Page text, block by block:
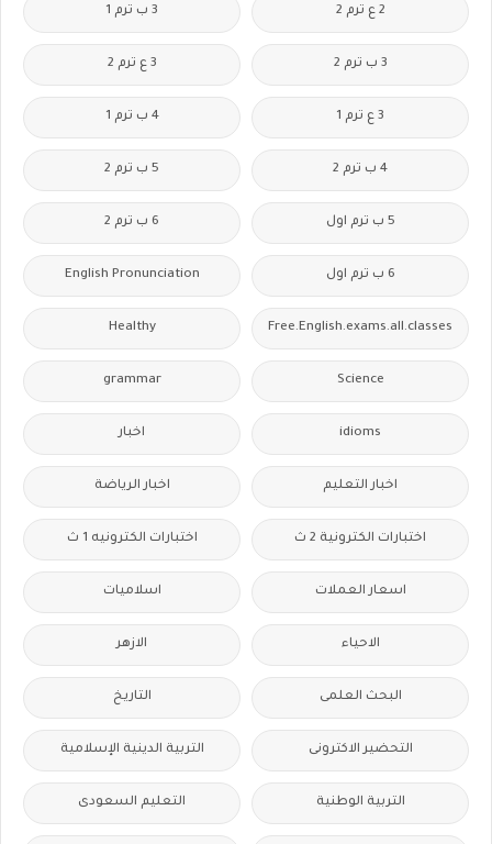
2 ع ترم 2 3 ب ترم 1
3 ب ترم 2 3 ع ترم 2
3 ع ترم 1 4 ب ترم 1
4 ب ترم 2 5 ب ترم 2
5 ب ترم اول 6 ب ترم 2
6 ب ترم اول English Pronunciation
Free.English.exams.all.classes
Healthy
Science
grammar
idioms اخبار
اخبار التعليم اخبار الرياضة
اختبارات الكترونية 2 ث اختبارات الكترونيه 1 ث
اسعار العملات اسلاميات
الاحياء الازهر
البحث العلمى التاريخ
التحضير الاكترونى التربية الدينية الإسلامية
التربية الوطنية التعليم السعودى